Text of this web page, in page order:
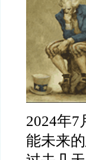
2024年
能未来